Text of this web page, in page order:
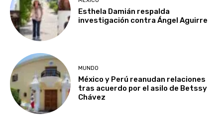
Esthela Damián respalda
investigación contra Ángel Aguirre
MUNDO
México y Perú reanudan relaciones
tras acuerdo por el asilo de Betssy
Chávez